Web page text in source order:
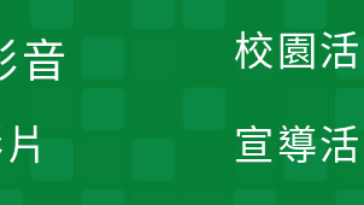
校園
宣導
音